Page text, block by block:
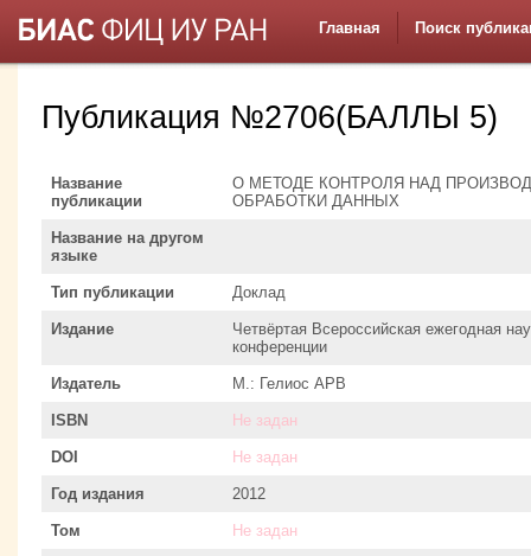
Главная Поиск
Публикация №2706(БАЛЛЫ 5)
Название
публикации
О МЕТОДЕ КОНТРОЛЯ НАД
ОБРАБОТКИ ДАННЫХ
Название на другом
языке
Тип публикации Доклад
Издание
Четвёртая Всероссийская ежегодная
конференции
Издатель М.: Гелиос АРВ
ISBN Не задан
DOI Не задан
Год издания 2012
Том Не задан